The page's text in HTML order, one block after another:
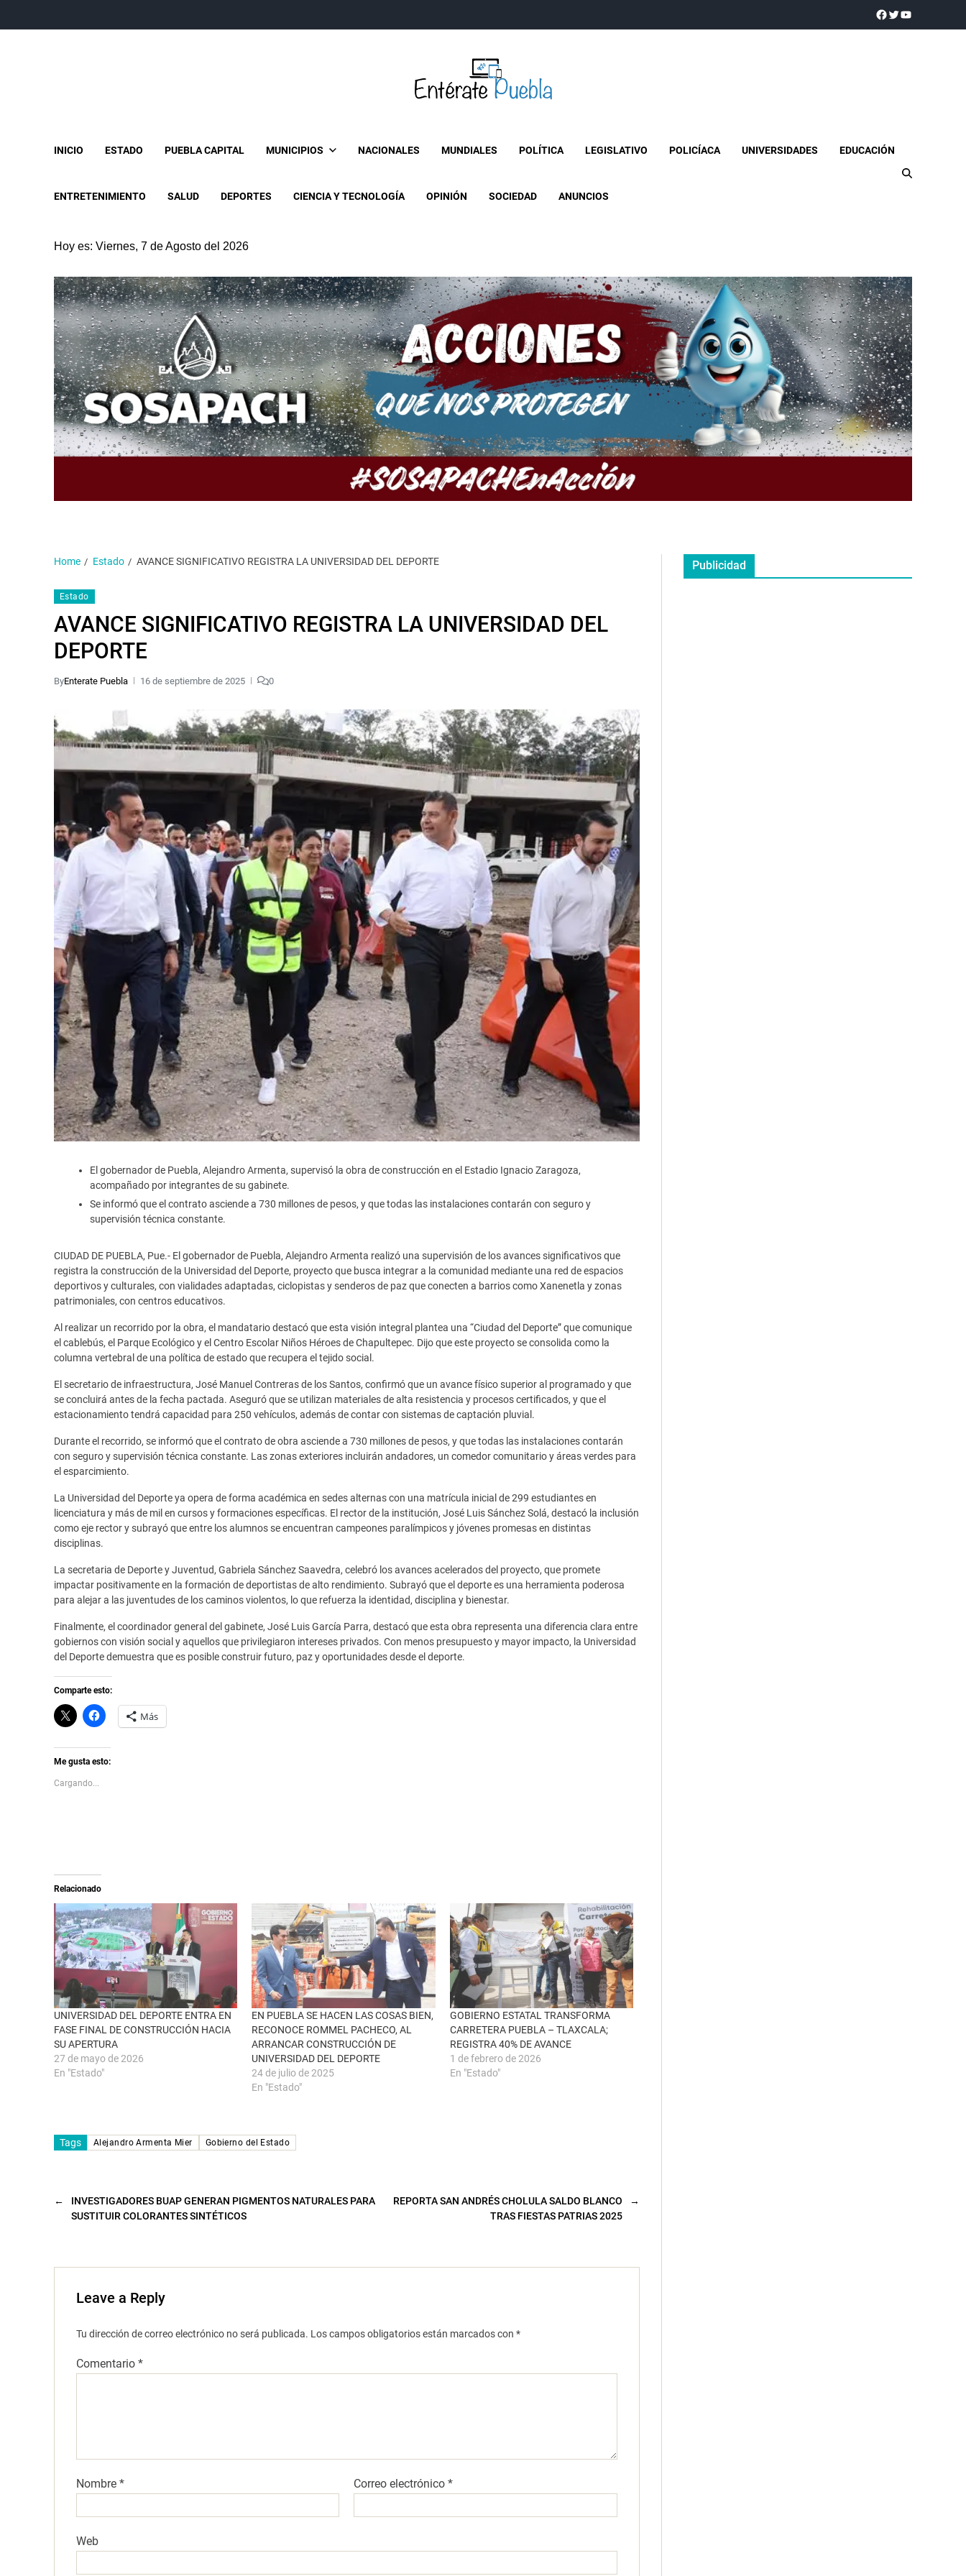
INICIO ESTADO PUEBLA CAPITAL MUNICIPIOS NACIONALES MUNDIALES POLÍTICA LEGISLATIVO POLICÍACA UNIVERSIDADES EDUCACIÓN
ENTRETENIMIENTO SALUD DEPORTES CIENCIA Y TECNOLOGÍA OPINIÓN SOCIEDAD ANUNCIOS
Hoy es: Viernes, 7 de Agosto del 2026
Home Estado AVANCE SIGNIFICATIVO REGISTRA LA UNIVERSIDAD DEL DEPORTE
Estado
AVANCE SIGNIFICATIVO REGISTRA LA UNIVERSIDAD DEL
DEPORTE
ByEnterate Puebla 16 de septiembre de 2025 0
El gobernador de Puebla, Alejandro Armenta, supervisó la obra de construcción en el Estadio Ignacio Zaragoza,
acompañado por integrantes de su gabinete.
Se informó que el contrato asciende a 730 millones de pesos, y que todas las instalaciones contarán con seguro y
supervisión técnica constante.
CIUDAD DE PUEBLA, Pue.- El gobernador de Puebla, Alejandro Armenta realizó una supervisión de los avances significativos que
registra la construcción de la Universidad del Deporte, proyecto que busca integrar a la comunidad mediante una red de espacios
deportivos y culturales, con vialidades adaptadas, ciclopistas y senderos de paz que conecten a barrios como Xanenetla y zonas
patrimoniales, con centros educativos.
Al realizar un recorrido por la obra, el mandatario destacó que esta visión integral plantea una “Ciudad del Deporte” que comunique
el cablebús, el Parque Ecológico y el Centro Escolar Niños Héroes de Chapultepec. Dijo que este proyecto se consolida como la
columna vertebral de una política de estado que recupera el tejido social.
El secretario de infraestructura, José Manuel Contreras de los Santos, confirmó que un avance físico superior al programado y que
se concluirá antes de la fecha pactada. Aseguró que se utilizan materiales de alta resistencia y procesos certificados, y que el
estacionamiento tendrá capacidad para 250 vehículos, además de contar con sistemas de captación pluvial.
Durante el recorrido, se informó que el contrato de obra asciende a 730 millones de pesos, y que todas las instalaciones contarán
con seguro y supervisión técnica constante. Las zonas exteriores incluirán andadores, un comedor comunitario y áreas verdes para
el esparcimiento.
La Universidad del Deporte ya opera de forma académica en sedes alternas con una matrícula inicial de 299 estudiantes en
licenciatura y más de mil en cursos y formaciones específicas. El rector de la institución, José Luis Sánchez Solá, destacó la inclusión
como eje rector y subrayó que entre los alumnos se encuentran campeones paralímpicos y jóvenes promesas en distintas
disciplinas.
La secretaria de Deporte y Juventud, Gabriela Sánchez Saavedra, celebró los avances acelerados del proyecto, que promete
impactar positivamente en la formación de deportistas de alto rendimiento. Subrayó que el deporte es una herramienta poderosa
para alejar a las juventudes de los caminos violentos, lo que refuerza la identidad, disciplina y bienestar.
Finalmente, el coordinador general del gabinete, José Luis García Parra, destacó que esta obra representa una diferencia clara entre
gobiernos con visión social y aquellos que privilegiaron intereses privados. Con menos presupuesto y mayor impacto, la Universidad
del Deporte demuestra que es posible construir futuro, paz y oportunidades desde el deporte.
Comparte esto:
C
l
k
t
o
s
h
e
a
b
r
e
e
n
u
n
a
v
e
n
n
a
n
u
e
v
a
)
H
a
l
i
t
r
e
n
F
a
c
e
b
o
o
k
(
S
e
a
b
r
e
e
n
u
t
a
n
v
a
)
Más
Me gusta esto:
Cargando...
Relacionado
UNIVERSIDAD DEL DEPORTE ENTRA EN
FASE FINAL DE CONSTRUCCIÓN HACIA
SU APERTURA
27 de mayo de 2026
En "Estado"
EN PUEBLA SE HACEN LAS COSAS BIEN,
RECONOCE ROMMEL PACHECO, AL
ARRANCAR CONSTRUCCIÓN DE
UNIVERSIDAD DEL DEPORTE
24 de julio de 2025
En "Estado"
GOBIERNO ESTATAL TRANSFORMA
CARRETERA PUEBLA – TLAXCALA;
REGISTRA 40% DE AVANCE
1 de febrero de 2026
En "Estado"
Tags Alejandro Armenta Mier Gobierno del Estado
←
INVESTIGADORES BUAP GENERAN PIGMENTOS NATURALES PARA
SUSTITUIR COLORANTES SINTÉTICOS
→
REPORTA SAN ANDRÉS CHOLULA SALDO BLANCO
TRAS FIESTAS PATRIAS 2025
Leave a Reply
Tu dirección de correo electrónico no será publicada. Los campos obligatorios están marcados con *
Comentario *
Nombre * Correo electrónico*
Web
Publicidad